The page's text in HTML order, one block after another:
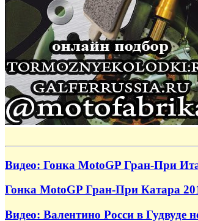
Видео: Гонка MotoGP Гран-При
Гонка MotoGP Гран-При Катара
Видео: Валентино Росси в